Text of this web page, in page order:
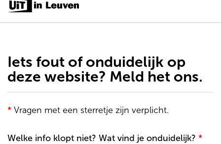
en
gaan
Iets fout of onduidelijk op
deze website? Meld het ons.
* Vragen met een sterretje zijn verplicht.
Welke info klopt niet? Wat vind je onduidelijk? *